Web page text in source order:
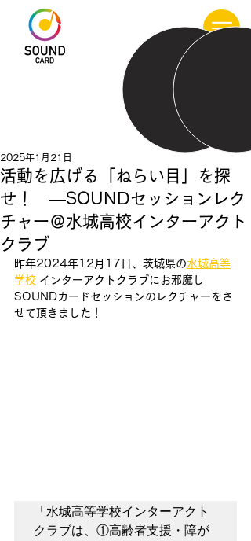
活動を広げる「ねらい目」を探
せ！ ―SOUNDセッションレク
チャー＠水城高校インターアクト
クラブ
2025年1月21日
昨年2024年12月17日、茨城県の水城高等
学校 インターアクトクラブにお邪魔し
SOUNDカードセッションのレクチャーをさ
せて頂きました！
「水城高等学校インターアクト
クラブは、①高齢者支援・障が